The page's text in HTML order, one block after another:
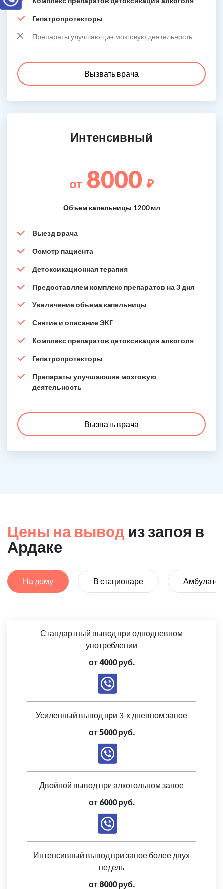
Гепатропротекторы
Препараты улучшающие мозговую деятельность
Вызвать врача
Интенсивный
от 8000 ₽
Объем капельницы 1200 мл
Выезд врача
Осмотр пациента
Детоксикационная терапия
Предоставляем комплекс препаратов на 3 дня
Увеличение обьема капельницы
Снятие и описание ЭКГ
Комплекс препаратов детоксикации алкоголя
Гепатропротекторы
Препараты улучшающие мозговую
деятельность
Вызвать врача
Цены на вывод из запоя в
Ардаке
На дому В стационаре
Стандартный вывод при однодневном
употреблении
от 4000 руб.
Усиленный вывод при 3-х дневном запое
от 5000 руб.
Двойной вывод при алкогольном запое
от 6000 руб.
Интенсивный вывод при запое более двух
недель
от 8000 руб.